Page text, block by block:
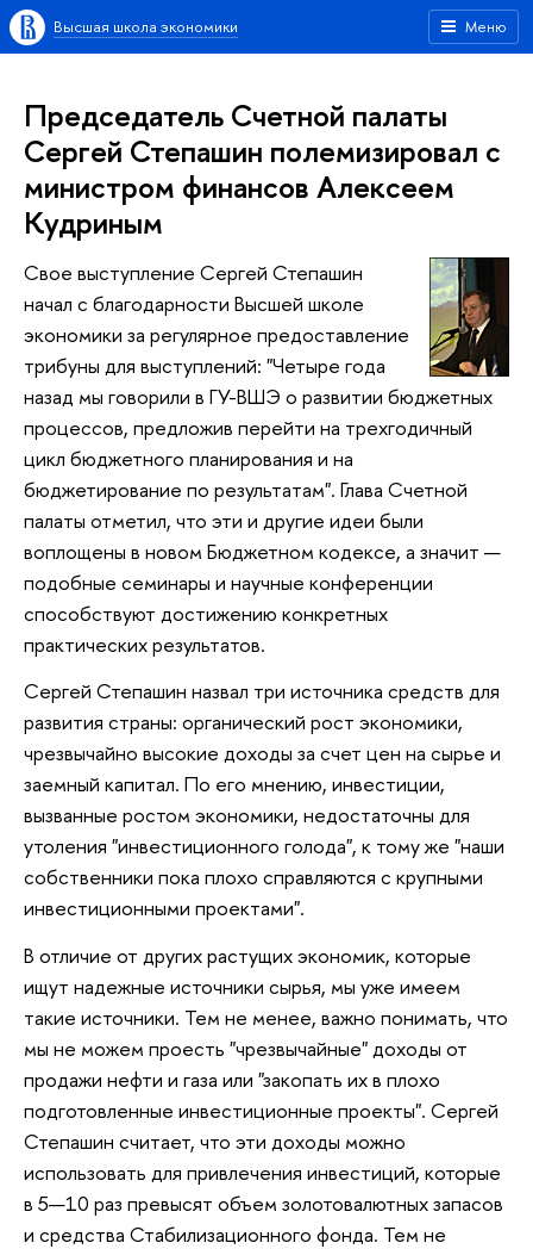
Меню
Высшая школа экономики
Председатель Счетной палаты
Сергей Степашин полемизировал с
министром финансов Алексеем
Кудриным
Свое выступление Сергей Степашин
начал с благодарности Высшей школе
экономики за регулярное предоставление
трибуны для выступлений: "Четыре года
назад мы говорили в ГУ-ВШЭ о развитии бюджетных
процессов, предложив перейти на трехгодичный
цикл бюджетного планирования и на
бюджетирование по результатам". Глава Счетной
палаты отметил, что эти и другие идеи были
воплощены в новом Бюджетном кодексе, а значит —
подобные семинары и научные конференции
способствуют достижению конкретных
практических результатов.
Сергей Степашин назвал три источника средств для
развития страны: органический рост экономики,
чрезвычайно высокие доходы за счет цен на сырье и
заемный капитал. По его мнению, инвестиции,
вызванные ростом экономики, недостаточны для
утоления "инвестиционного голода", к тому же "наши
собственники пока плохо справляются с крупными
инвестиционными проектами".
В отличие от других растущих экономик, которые
ищут надежные источники сырья, мы уже имеем
такие источники. Тем не менее, важно понимать, что
мы не можем проесть "чрезвычайные" доходы от
продажи нефти и газа или "закопать их в плохо
подготовленные инвестиционные проекты". Сергей
Степашин считает, что эти доходы можно
использовать для привлечения инвестиций, которые
в 5—10 раз превысят объем золотовалютных запасов
и средства Стабилизационного фонда. Тем не